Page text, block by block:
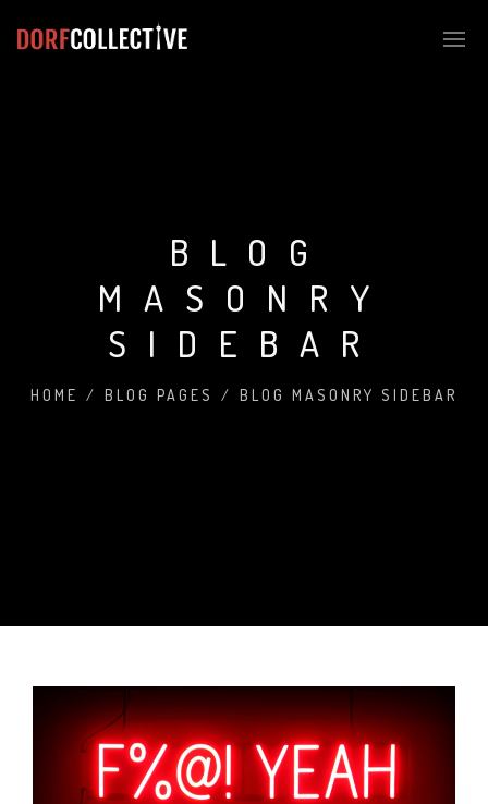
BLOG
MASONRY
SIDEBAR
HOME / BLOG PAGES / BLOG MASONRY SIDEBAR